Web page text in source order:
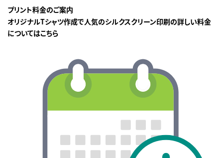
プリント料金のご案内
オリジナルTシャツ作成で人気のシルクスクリーン印刷の詳しい料金
についてはこちら